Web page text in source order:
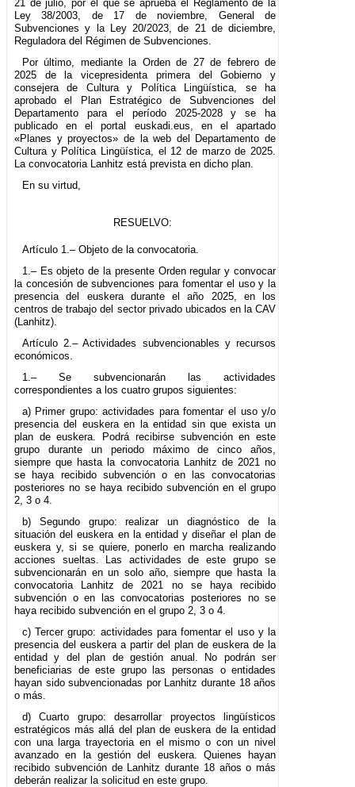
21 de julio, por el que se aprueba el Reglamento de la
Ley 38/2003, de 17 de noviembre, General de
Subvenciones y la Ley 20/2023, de 21 de diciembre,
Reguladora del Régimen de Subvenciones.
Por último, mediante la Orden de 27 de febrero de
2025 de la vicepresidenta primera del Gobierno y
consejera de Cultura y Política Lingüística, se ha
aprobado el Plan Estratégico de Subvenciones del
Departamento para el período 2025-2028 y se ha
publicado en el portal euskadi.eus, en el apartado
«Planes y proyectos» de la web del Departamento de
Cultura y Política Lingüística, el 12 de marzo de 2025.
La convocatoria Lanhitz está prevista en dicho plan.
En su virtud,
RESUELVO:
Artículo 1.– Objeto de la convocatoria.
1.– Es objeto de la presente Orden regular y convocar
la concesión de subvenciones para fomentar el uso y la
presencia del euskera durante el año 2025, en los
centros de trabajo del sector privado ubicados en la CAV
(Lanhitz).
Artículo 2.– Actividades subvencionables y recursos
económicos.
1.– Se subvencionarán las actividades
correspondientes a los cuatro grupos siguientes:
a) Primer grupo: actividades para fomentar el uso y/o
presencia del euskera en la entidad sin que exista un
plan de euskera. Podrá recibirse subvención en este
grupo durante un periodo máximo de cinco años,
siempre que hasta la convocatoria Lanhitz de 2021 no
se haya recibido subvención o en las convocatorias
posteriores no se haya recibido subvención en el grupo
2, 3 o 4.
b) Segundo grupo: realizar un diagnóstico de la
situación del euskera en la entidad y diseñar el plan de
euskera y, si se quiere, ponerlo en marcha realizando
acciones sueltas. Las actividades de este grupo se
subvencionarán en un solo año, siempre que hasta la
convocatoria Lanhitz de 2021 no se haya recibido
subvención o en las convocatorias posteriores no se
haya recibido subvención en el grupo 2, 3 o 4.
c) Tercer grupo: actividades para fomentar el uso y la
presencia del euskera a partir del plan de euskera de la
entidad y del plan de gestión anual. No podrán ser
beneficiarias de este grupo las personas o entidades
hayan sido subvencionadas por Lanhitz durante 18 años
o más.
d) Cuarto grupo: desarrollar proyectos lingüísticos
estratégicos más allá del plan de euskera de la entidad
con una larga trayectoria en el mismo o con un nivel
avanzado en la gestión del euskera. Quienes hayan
recibido subvención de Lanhitz durante 18 años o más
deberán realizar la solicitud en este grupo.